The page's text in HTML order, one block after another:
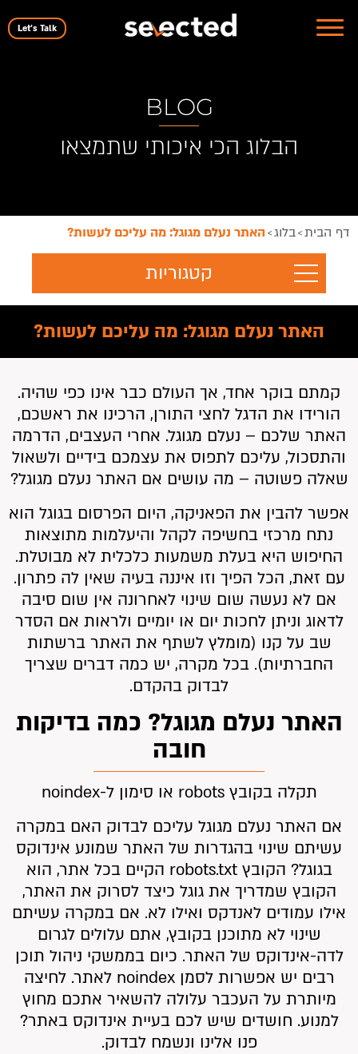
Let's Talk
BLOG
הבלוג הכי איכותי שתמצאו
דף הבית>בלוג> האתר נעלם מגוגל: מה עליכם לעשות?
קטגוריות
האתר נעלם מגוגל: מה עליכם לעשות?
קמתם בוקר אחד, אך העולם כבר אינו כפי שהיה.
הורידו את הדגל לחצי התורן, הרכינו את ראשכם,
האתר שלכם – נעלם מגוגל. אחרי העצבים, הדרמה
והתסכול, עליכם לתפוס את עצמכם בידיים ולשאול
שאלה פשוטה – מה עושים אם האתר נעלם מגוגל?
אפשר להבין את הפאניקה, היום הפרסום בגוגל הוא
נתח מרכזי בחשיפה לקהל והיעלמות מתוצאות
החיפוש היא בעלת משמעות כלכלית לא מבוטלת.
עם זאת, הכל הפיך וזו איננה בעיה שאין לה פתרון.
אם לא נעשה שום שינוי לאחרונה אין שום סיבה
לדאוג וניתן לחכות יום או יומיים ולראות אם הסדר
שב על קנו (מומלץ לשתף את האתר ברשתות
החברתיות). בכל מקרה, יש כמה דברים שצריך
לבדוק בהקדם.
האתר נעלם מגוגל? כמה בדיקות
חובה
תקלה בקובץ robots או סימון ל-noindex
אם האתר נעלם מגוגל עליכם לבדוק האם במקרה
עשיתם שינוי בהגדרות של האתר שמונע אינדוקס
בגוגל? הקובץ robots.txt הקיים בכל אתר, הוא
הקובץ שמדריך את גוגל כיצד לסרוק את האתר,
אילו עמודים לאנדקס ואילו לא. אם במקרה עשיתם
שינוי לא מתוכנן בקובץ, אתם עלולים לגרום
לדה-אינדוקס של האתר. כיום בממשקי ניהול תוכן
רבים יש אפשרות לסמן noindex לאתר. לחיצה
מיותרת על העכבר עלולה להשאיר אתכם מחוץ
למנוע. חושדים שיש לכם בעיית אינדוקס באתר?
פנו אלינו ונשמח לבדוק.